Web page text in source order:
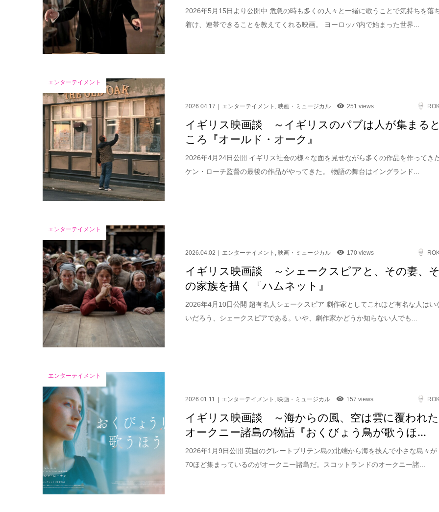
2026年5月15日より公開中 危急の時も多くの人々と一緒に歌うことで気持ちを落
着け、連帯できることを教えてくれる映画。 ヨーロッパ内で始まった世界...
エンターテイメント
2026.04.17 エンターテイメント ,映画・ミュージカル 251 views
イギリス映画談 ～イギリスのパブは人が集まると
ころ『オールド・オーク』
2026年4月24日公開 イギリス社会の様々な面を見せながら多くの作品を作ってき
ケン・ローチ監督の最後の作品がやってきた。 物語の舞台はイングランド...
エンターテイメント
2026.04.02 エンターテイメント , 映画・ミュージカル 170 views
イギリス映画談 ～シェークスピアと、その妻、そ
の家族を描く『ハムネット』
2026年4月10日公開 超有名人シェークスピア 劇作家としてこれほど有名な人はい
いだろう、シェークスピアである。いや、劇作家かどうか知らない人でも...
エンターテイメント
2026.01.11 エンターテイメント , 映画・ミュージカル 157 views
イギリス映画談 ～海からの風、空は雲に覆われた
オークニー諸島の物語『おくびょう鳥が歌うほ...
2026年1月9日公開 英国のグレートブリテン島の北端から海を挟んで小さな島々が
70ほど集まっているのがオークニー諸島だ。スコットランドのオークニー諸...